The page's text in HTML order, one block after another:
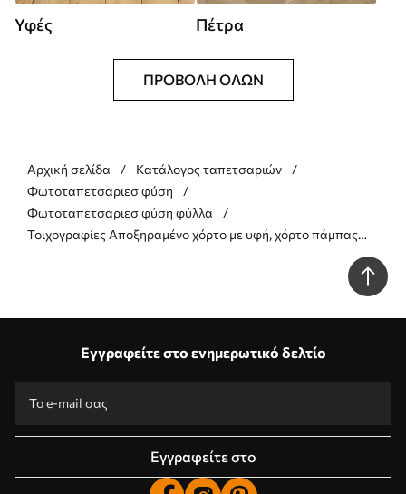
Υφές Πέτρα
ΠΡΟΒΟΛΉ ΌΛΩΝ
Αρχική σελίδα
Κατάλογος ταπετσαριών
Φωτοταπετσαριεσ φύση
Φωτοταπετσαριεσ φύση φύλλα
Τοιχογραφίες Αποξηραμένο χόρτο με υφή, χόρτο πάμπας
και φύλλα, ζωγραφισμένα σε απαλό στυλ ακουαρέλας Nr.
Εγγραφείτε στο ενημερωτικό δελτίο
Εγγραφείτε στο